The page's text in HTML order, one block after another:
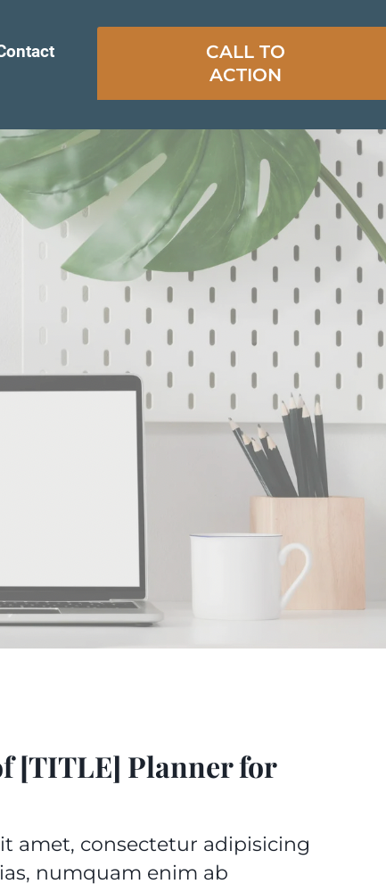
CALL TO
ACTION
[TITLE] Planner for
amet, consectetur adipisicing
numquam enim ab